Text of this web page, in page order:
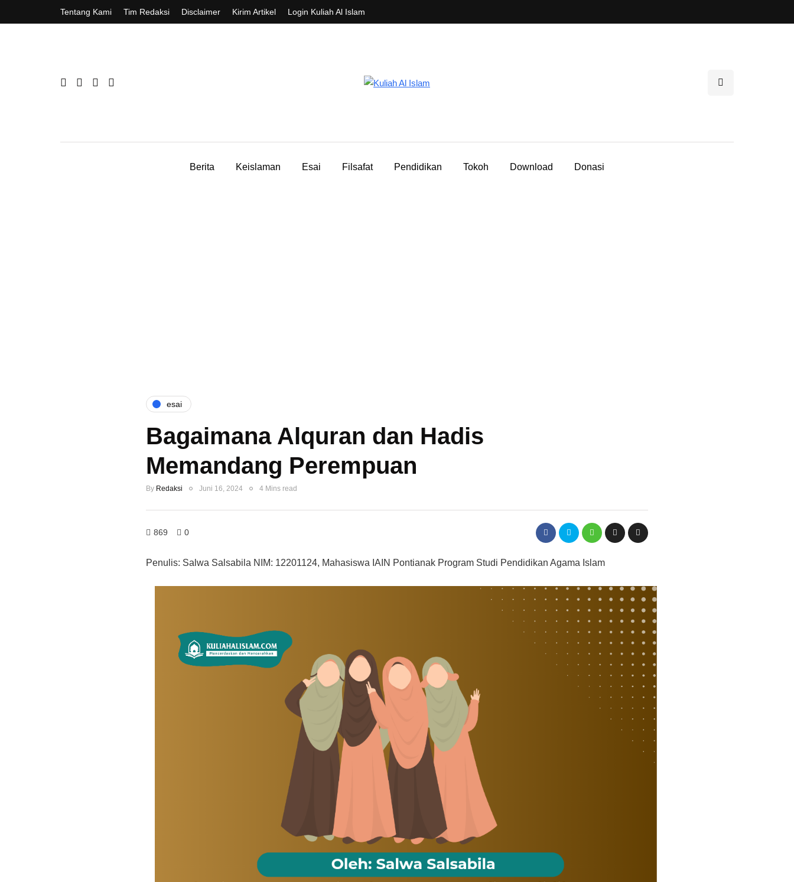
Tentang Kami Tim Redaksi Disclaimer Kirim Artikel Login Kuliah Al Islam
Berita Keislaman Esai Filsafat Pendidikan Tokoh Download Donasi
esai
Bagaimana Alquran dan Hadis
Memandang Perempuan
By Redaksi Juni 16, 2024 4 Mins read
869 0
Penulis: Salwa Salsabila NIM: 12201124, Mahasiswa IAIN Pontianak Program Studi Pendidikan Agama Islam